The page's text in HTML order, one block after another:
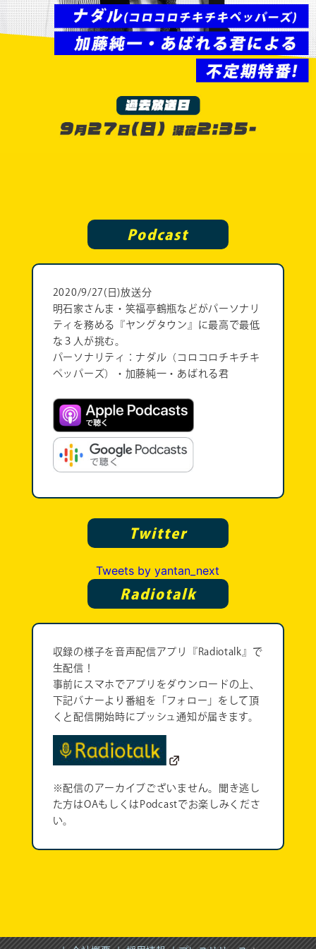
Podcast
2020/9/27(日)放送分
明石家さんま・笑福亭鶴瓶などがパーソナリ
ティを務める『ヤングタウン』に最高で最低
な３人が挑む。
パーソナリティ：ナダル（コロコロチキチキ
ペッパーズ）・加藤純一・あばれる君
Twitter
Tweets by yantan_next
Radiotalk
収録の様子を音声配信アプリ『Radiotalk』で
生配信！
事前にスマホでアプリをダウンロードの上、
下記バナーより番組を「フォロー」をして頂
くと配信開始時にプッシュ通知が届きます。
※配信のアーカイブございません。聞き逃し
た方はOAもしくはPodcastでお楽しみくださ
い。